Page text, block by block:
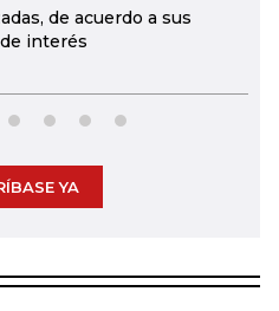
de acuerdo a sus
interés
YA